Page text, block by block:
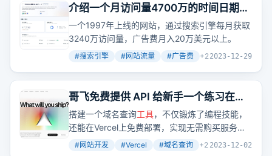
介绍一个月访问量4700万的时间日期工
具网站，再分享一批含年份数字的关键
词，年年都有新词新机会
一个1997年上线的网站，通过搜索引擎每月获取
3240万访问量，广告费月入20万美元以上。
#搜索引擎 #网站流量 #广告费 +22023-12-29
哥飞免费提供 API 给新手一个练习在
Vercel 编写和部署项目的机会
搭建一个域名查询工具，不仅锻炼了编程技能，
还能在Vercel上免费部署，实现无需购买服务器
的低成本网站开发。
#网站开发 #Vercel #域名查询 +2 2023-12-02